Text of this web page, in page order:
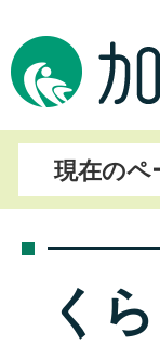
現在のペ
く